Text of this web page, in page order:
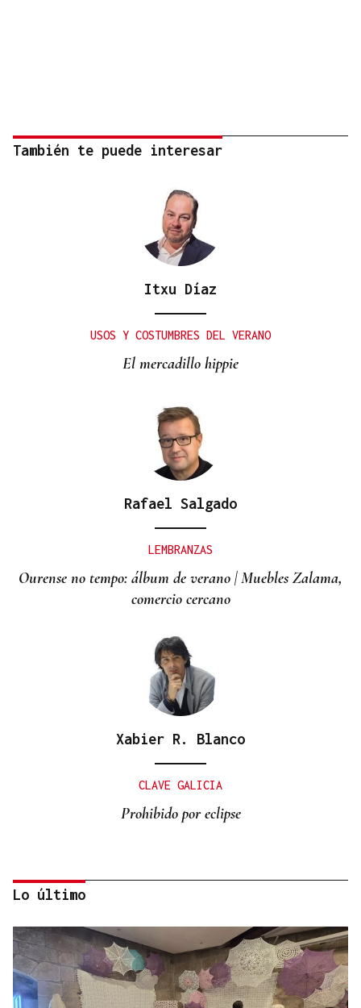
También te puede interesar
Itxu Díaz
USOS Y COSTUMBRES DEL VERANO
El mercadillo hippie
Rafael Salgado
LEMBRANZAS
Ourense no tempo: álbum de verano | Muebles Zalama,
comercio cercano
Xabier R. Blanco
CLAVE GALICIA
Prohibido por eclipse
Lalo Pavón
O AFIADOR
Lo último